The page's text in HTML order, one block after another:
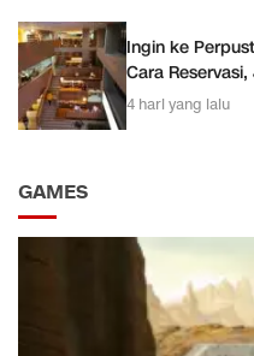
Ingin ke
Cara
4 hari yang lalu
GAMES